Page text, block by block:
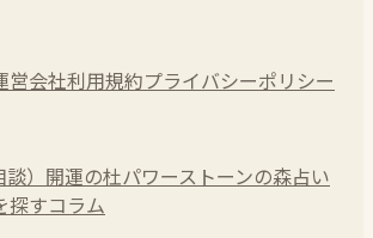
営会社利用規約プライバシーポリシー
） 開運の杜パワーストーンの森占い
探すコラム